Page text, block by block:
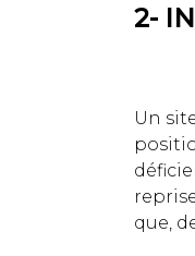
2-
Un
que,